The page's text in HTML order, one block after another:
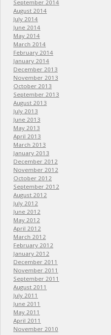
September 2014
August 2014
July 2014
June 2014
May 2014
March 2014
February 2014
January 2014
December 2013
November 2013
October 2013
September 2013
August 2013
July 2013
June 2013
May 2013
April 2013
March 2013
January 2013
December 2012
November 2012
October 2012
September 2012
August 2012
July 2012
June 2012
May 2012
April 2012
March 2012
February 2012
January 2012
December 2011
November 2011
September 2011
August 2011
July 2011
June 2011
May 2011
April 2011
November 2010